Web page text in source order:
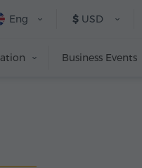
$ USD
Eng
Business Events